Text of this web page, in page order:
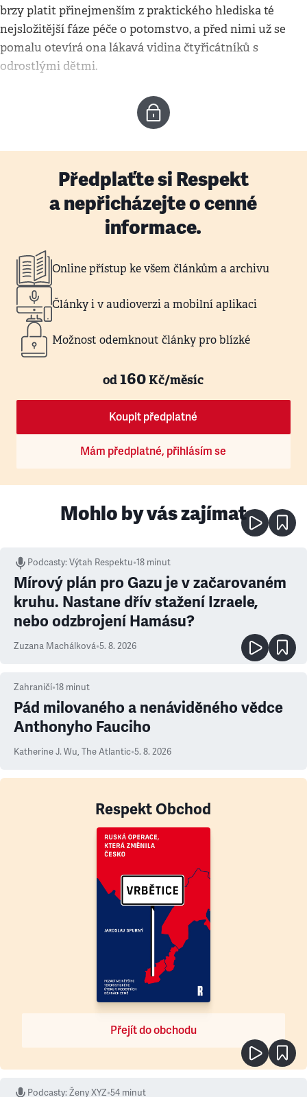
brzy platit přinejmenším z praktického hlediska té
nejsložitější fáze péče o potomstvo, a před nimi už se
pomalu otevírá ona lákavá vidina čtyřicátníků s
odrostlými dětmi.
Předplaťte si Respekt
a nepřicházejte o cenné
informace.
Online přístup ke všem článkům a archivu
Články i v audioverzi a mobilní aplikaci
Možnost odemknout články pro blízké
od160Kč/měsíc
Koupit předplatné
Mám předplatné, přihlásím se
Mohlo by vás zajímat
Podcasty:Výtah Respektu•18 minut
Mírový plán pro Gazu je v začarovaném
kruhu. Nastane dřív stažení Izraele,
nebo odzbrojení Hamásu?
Zuzana Machálková•5. 8. 2026
Zahraničí•18 minut
Pád milovaného a nenáviděného vědce
Anthonyho Fauciho
Katherine J. Wu, The Atlantic•5. 8. 2026
Respekt Obchod
Přejít do obchodu
Podcasty:Ženy XYZ•54 minut